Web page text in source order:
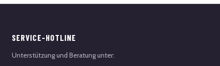
SERVICE-HOTLINE
Unterstützung und Beratung unter: